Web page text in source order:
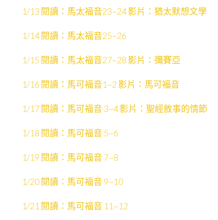
1/13 閱讀：馬太福音23~24 影片：猶太默想文學
1/14 閱讀：馬太福音25~26
1/15 閱讀：馬太福音27~28 影片：彌賽亞
1/16 閱讀：馬可福音1~2 影片：馬可福音
1/17 閱讀：馬可福音 3~4 影片：聖經敘事的情節
1/18 閱讀：馬可福音 5~6
1/19 閱讀：馬可福音 7~8
1/20 閱讀：馬可福音 9~10
1/21 閱讀：馬可福音 11~12